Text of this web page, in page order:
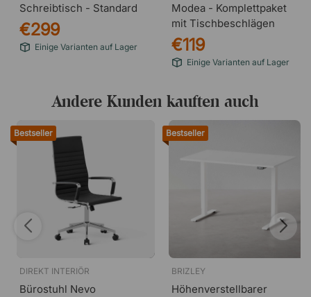
Schreibtisch - Standard
€299
Einige Varianten auf Lager
Modea - Komplettpaket
mit Tischbeschlägen
€119
Einige Varianten auf Lager
Andere Kunden kauften auch
Bestseller
DIREKT INTERIÖR
Bürostuhl Nevo
Bestseller
BRIZLEY
Höhenverstellbarer